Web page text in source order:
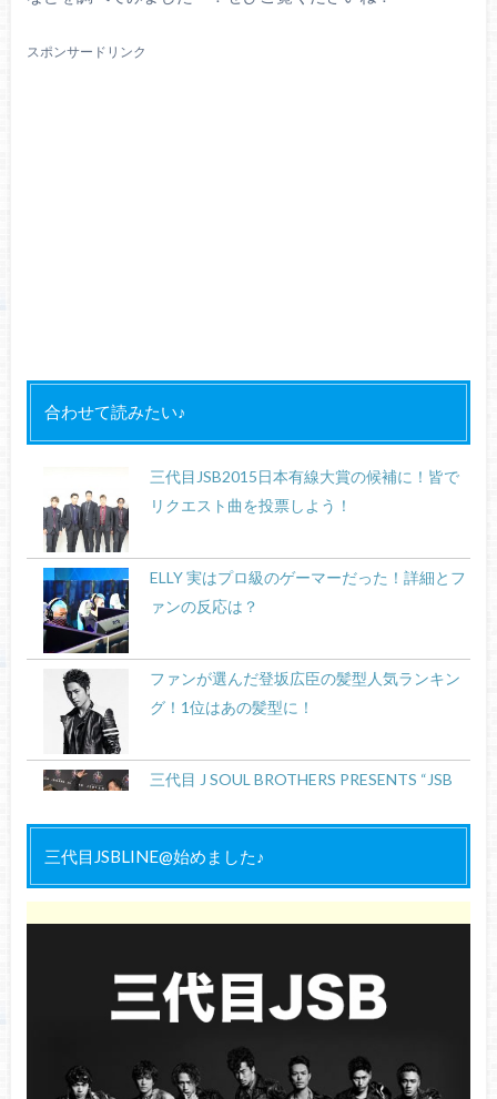
スポンサードリンク
合わせて読みたい♪
三代目JSB2015日本有線大賞の候補に！皆で
リクエスト曲を投票しよう！
ELLY 実はプロ級のゲーマーだった！詳細とフ
ァンの反応は？
ファンが選んだ登坂広臣の髪型人気ランキン
グ！1位はあの髪型に！
三代目 J SOUL BROTHERS PRESENTS “JSB
ELLYの身長や性格は？実家が豪邸で父は元ボ
岩田剛典・登坂広臣・今市隆二の『小顔』の
秘訣を徹底調査！
HiGH&LOW（ハイアンドロー）映画フライヤ
三代目JSBLINE@始めました♪